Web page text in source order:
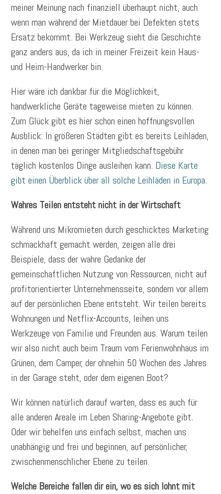
meiner Meinung nach finanziell überhaupt nicht, auch
wenn man während der Mietdauer bei Defekten stets
Ersatz bekommt. Bei Werkzeug sieht die Geschichte
ganz anders aus, da ich in meiner Freizeit kein Haus-
und Heim-Handwerker bin.
Hier wäre ich dankbar für die Möglichkeit,
handwerkliche Geräte tageweise mieten zu können.
Zum Glück gibt es hier schon einen hoffnungsvollen
Ausblick: In größeren Städten gibt es bereits Leihläden,
in denen man bei geringer Mitgliedschaftsgebühr
täglich kostenlos Dinge ausleihen kann. Diese Karte
gibt einen Überblick über all solche Leihläden in Europa.
Wahres Teilen entsteht nicht in der Wirtschaft
Während uns Mikromieten durch geschicktes Marketing
schmackhaft gemacht werden, zeigen alle drei
Beispiele, dass der wahre Gedanke der
gemeinschaftlichen Nutzung von Ressourcen, nicht auf
profitorientierter Unternehmensseite, sondern vor allem
auf der persönlichen Ebene entsteht. Wir teilen bereits
Wohnungen und Netflix-Accounts, leihen uns
Werkzeuge von Familie und Freunden aus. Warum teilen
wir also nicht auch beim Traum vom Ferienwohnhaus im
Grünen, dem Camper, der ohnehin 50 Wochen des Jahres
in der Garage steht, oder dem eigenen Boot?
Wir können natürlich darauf warten, dass es auch für
alle anderen Areale im Leben Sharing-Angebote gibt.
Oder wir behelfen uns einfach selbst, machen uns
unabhängig und frei und beginnen, auf persönlicher,
zwischenmenschlicher Ebene zu teilen.
Welche Bereiche fallen dir ein, wo es sich lohnt mit